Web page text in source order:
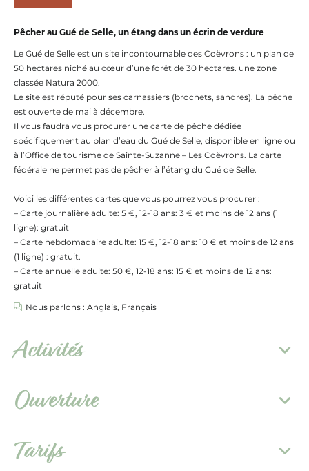
Pêcher au Gué de Selle, un étang dans un écrin de verdure
Le Gué de Selle est un site incontournable des Coëvrons : un plan de
50 hectares niché au cœur d’une forêt de 30 hectares. une zone
classée Natura 2000.
Le site est réputé pour ses carnassiers (brochets, sandres). La pêche
est ouverte de mai à décembre.
Il vous faudra vous procurer une carte de pêche dédiée
spécifiquement au plan d’eau du Gué de Selle, disponible en ligne ou
à l’Office de tourisme de Sainte-Suzanne – Les Coëvrons. La carte
fédérale ne permet pas de pêcher à l’étang du Gué de Selle.
Voici les différentes cartes que vous pourrez vous procurer :
– Carte journalière adulte: 5 €, 12-18 ans: 3 € et moins de 12 ans (1
ligne): gratuit
– Carte hebdomadaire adulte: 15 €, 12-18 ans: 10 € et moins de 12 ans
(1 ligne) : gratuit.
– Carte annuelle adulte: 50 €, 12-18 ans: 15 € et moins de 12 ans:
gratuit
Nous parlons : Anglais, Français
Activités
Ouverture
Tarifs